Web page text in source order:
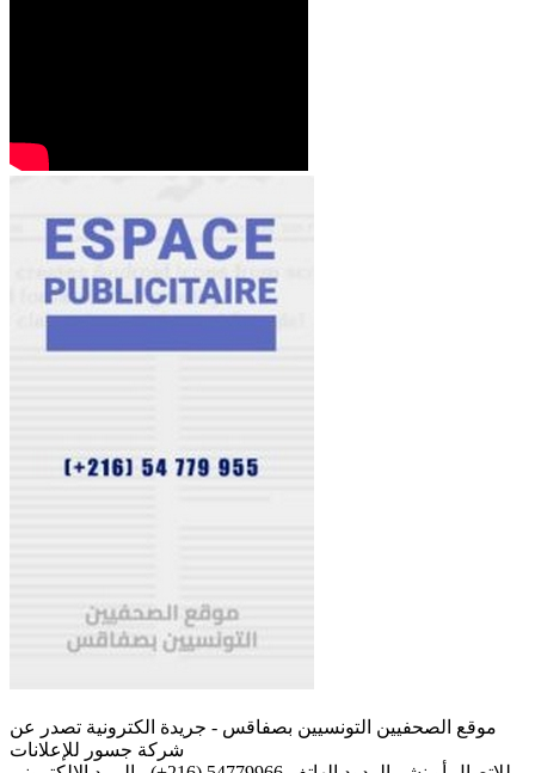
موقع الصحفيين التونسيين بصفاقس - جريدة الكترونية تصدر عن
شركة جسور للإعلانات